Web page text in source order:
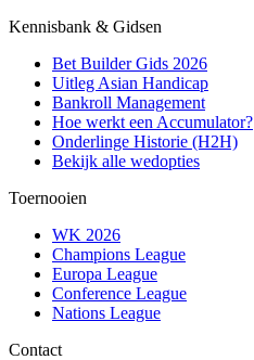
Kennisbank & Gidsen
Bet Builder Gids 2026
Uitleg Asian Handicap
Bankroll Management
Hoe werkt een Accumulator?
Onderlinge Historie (H2H)
Bekijk alle wedopties
Toernooien
WK 2026
Champions League
Europa League
Conference League
Nations League
Contact